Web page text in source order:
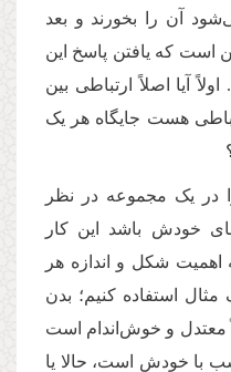
آن را بخورند و بعد
است که یافتن پاسخ این
آیا اصلاً ارتباطی بین
هست جایگاه هر یک
در یک مجموعه‌ در نظر
خودش باشد این کار
شکل و اندازه هر
استفاده کنیم؛ بدن
معتدل و خوش‌اندام است
با خودش است، حالا یا